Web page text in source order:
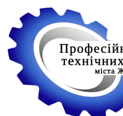
вмісту
(натисніть
Enter)